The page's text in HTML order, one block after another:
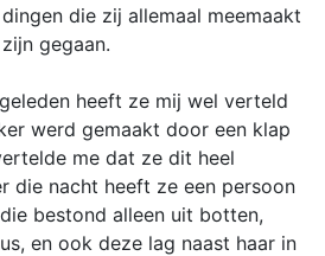
die zij allemaal meemaakt
gegaan.
heeft ze mij wel verteld
werd gemaakt door een klap
me dat ze dit heel
die nacht heeft ze een persoon
bestond alleen uit botten,
en ook deze lag naast haar in